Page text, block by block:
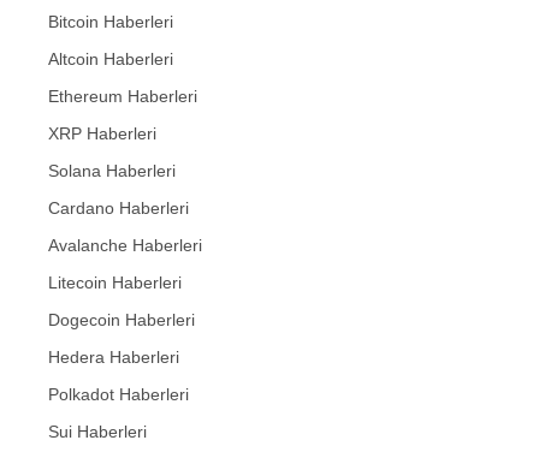
Bitcoin Haberleri
Altcoin Haberleri
Ethereum Haberleri
XRP Haberleri
Solana Haberleri
Cardano Haberleri
Avalanche Haberleri
Litecoin Haberleri
Dogecoin Haberleri
Hedera Haberleri
Polkadot Haberleri
Sui Haberleri